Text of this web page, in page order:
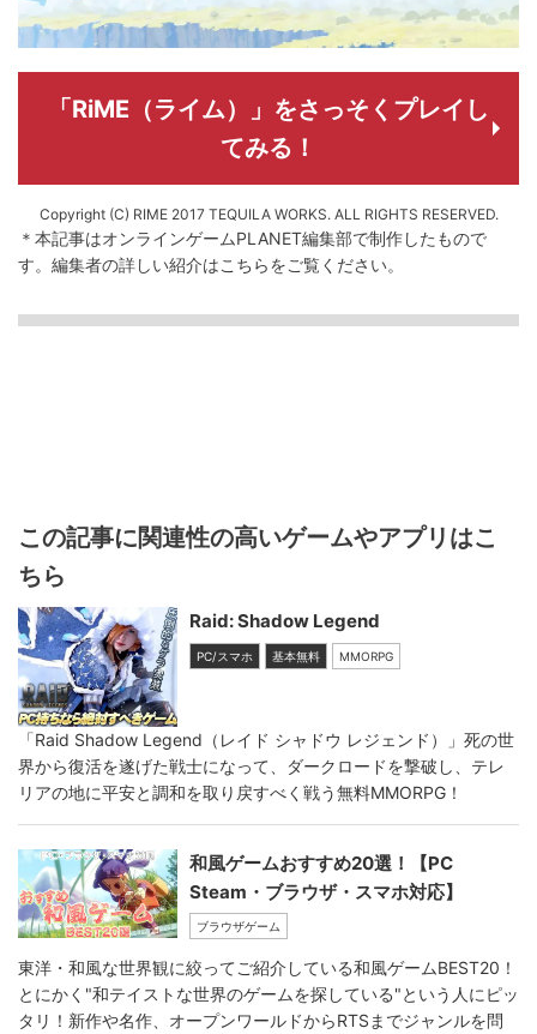
「RiME（ライム）」をさっそくプレイし
てみる！
Copyright (C) RIME 2017 TEQUILA WORKS. ALL RIGHTS RESERVED.
＊本記事はオンラインゲームPLANET編集部で制作したもので
す。 編集者の詳しい紹介はこちらをご覧ください。
この記事に関連性の高いゲームやアプリはこ
ちら
Raid: Shadow Legend
PC/スマホ 基本無料 MMORPG
「Raid Shadow Legend（レイド シャドウ レジェンド）」死の世
界から復活を遂げた戦士になって、ダークロードを撃破し、テレ
リアの地に平安と調和を取り戻すべく戦う無料MMORPG！
和風ゲームおすすめ20選！【PC
Steam・ブラウザ・スマホ対応】
ブラウザゲーム
東洋・和風な世界観に絞ってご紹介している和風ゲームBEST20！
とにかく"和テイストな世界のゲームを探している"という人にピッ
タリ！新作や名作、オープンワールドからRTSまでジャンルを問